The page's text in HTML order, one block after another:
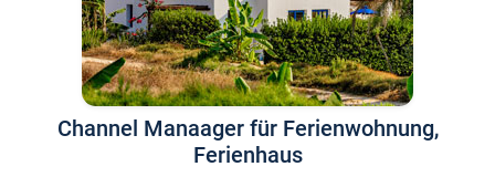
Channel Manaager für Ferienwohnung,
Ferienhaus